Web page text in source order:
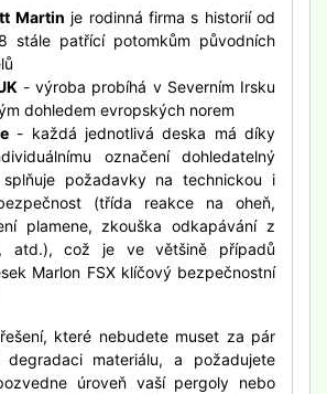
Martin je rodinná firma s historií od
stále patřící potomkům původních
- výroba probíhá v Severním Irsku
dohledem evropských norem
- každá jednotlivá deska má díky
označení dohledatelný
požadavky na technickou i
(třída reakce na oheň,
plamene, zkouška odkapávání z
atd.), což je ve většině případů
Marlon FSX klíčový bezpečnostní
které nebudete muset za pár
materiálu, a požadujete
úroveň vaší pergoly nebo